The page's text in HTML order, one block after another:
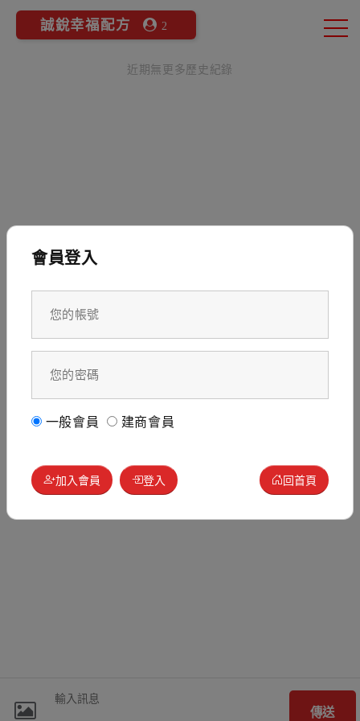
誠銳幸福配方 2
傳送
近期無更多歷史紀錄
會員登入
一般會員 建商會員
加入會員 登入 回首頁